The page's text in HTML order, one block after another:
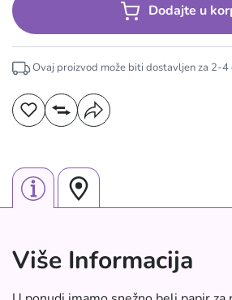
Dodajte u
Ovaj proizvod može biti dostavljen za 2-4
Više Informacija